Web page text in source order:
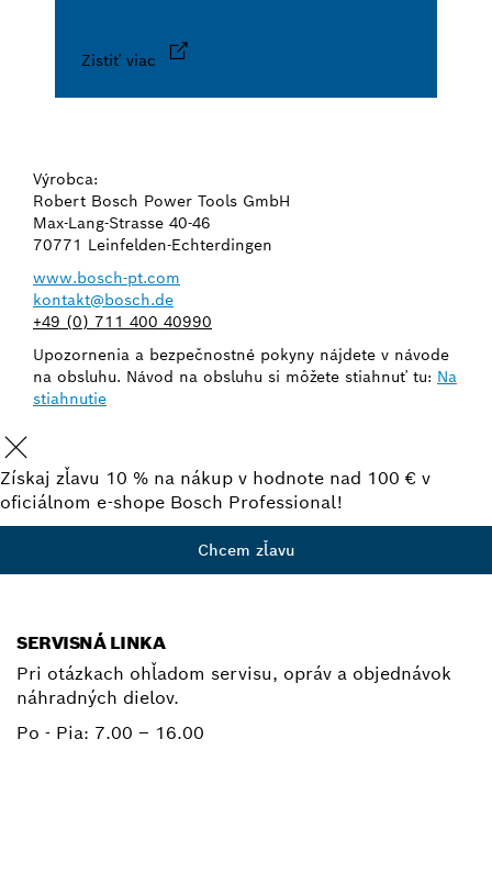
Zistiť viac
Výrobca:
Robert Bosch Power Tools GmbH
Max-Lang-Strasse 40-46
70771 Leinfelden-Echterdingen
www.bosch-pt.com
kontakt@bosch.de
+49 (0) 711 400 40990
Upozornenia a bezpečnostné pokyny nájdete v návode
na obsluhu. Návod na obsluhu si môžete stiahnuť tu: Na
stiahnutie
Získaj zľavu 10 % na nákup v hodnote nad 100 € v
oficiálnom e-shope Bosch Professional!
Chcem zľavu
SERVISNÁ LINKA
Pri otázkach ohľadom servisu, opráv a objednávok
náhradných dielov.
Po - Pia: 7.00 – 16.00